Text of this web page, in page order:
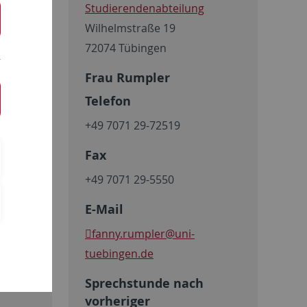
die
Studierendenabteilung
Wilhelmstraße 19
72074 Tübingen
Frau Rumpler
Telefon
+49 7071 29-72519
Fax
+49 7071 29-5550
E-Mail
fanny.rumpler@uni-
tuebingen.de
Sprechstunde nach
vorheriger